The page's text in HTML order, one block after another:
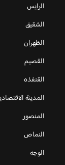
الرايس
الشقيق
الظهران
القصيم
القنفذه
المدينة
المنصور
النماص
الوجه